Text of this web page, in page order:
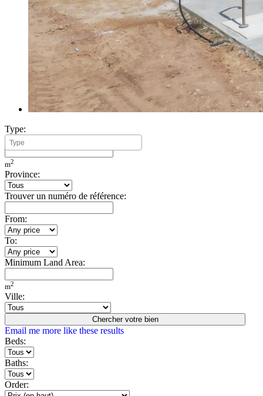
Type:
Minimum Build Area:
m2
Province:
Trouver un numéro de référence:
From:
To:
Minimum Land Area:
m2
Ville:
Chercher votre bien
Email me more like these results
Beds:
Baths:
Order: